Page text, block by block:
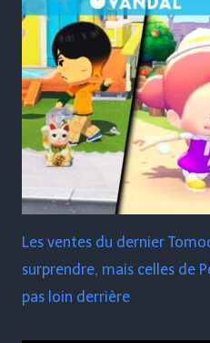
Les ventes du dernier
surprendre, mais celles de
pas loin derrière